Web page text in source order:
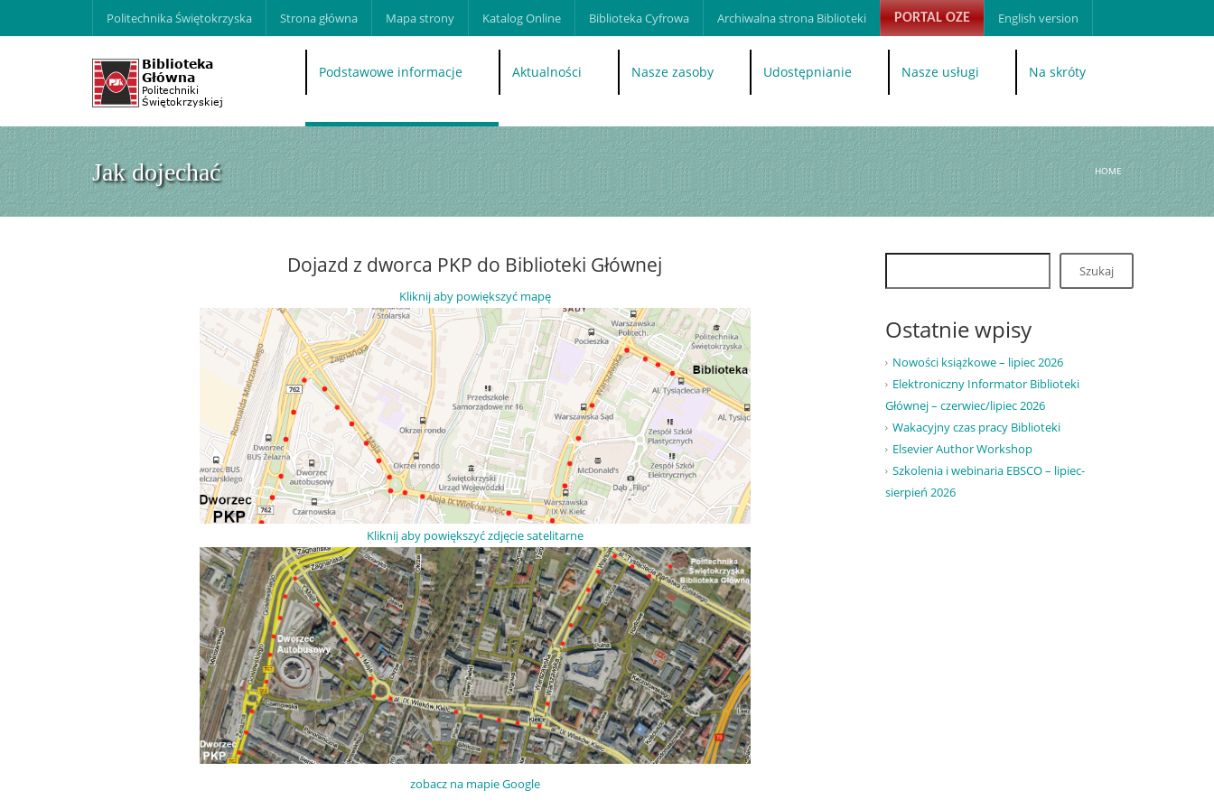
Politechnika Świętokrzyska Strona główna Mapa strony Katalog Online Biblioteka Cyfrowa Archiwalna strona Biblioteki PORTAL OZE English version
Podstawowe informacje Aktualności Nasze zasoby Udostępnianie Nasze usługi Na skróty
Jak dojechać HOME
Dojazd z dworca PKP do Biblioteki Głównej
Kliknij aby powiększyć mapę
Kliknij aby powiększyć zdjęcie satelitarne
zobacz na mapie Google
Szukaj
Ostatnie wpisy
Nowości książkowe – lipiec 2026
Elektroniczny Informator Biblioteki
Głównej – czerwiec/lipiec 2026
Wakacyjny czas pracy Biblioteki
Elsevier Author Workshop
Szkolenia i webinaria EBSCO – lipiec-
sierpień 2026